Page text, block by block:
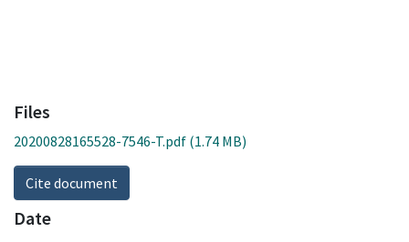
Files
20200828165528-7546-T.pdf (1.74 MB)
Cite document
Date